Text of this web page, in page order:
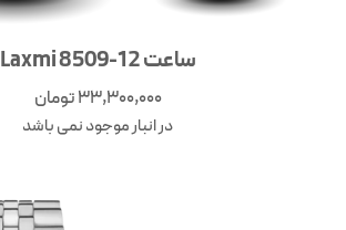
ساعت Laxmi 8509-12
33,300,000تومان
در انبار موجود نمی باشد